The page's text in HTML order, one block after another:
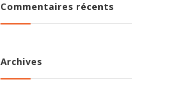
Commentaires récents
Archives